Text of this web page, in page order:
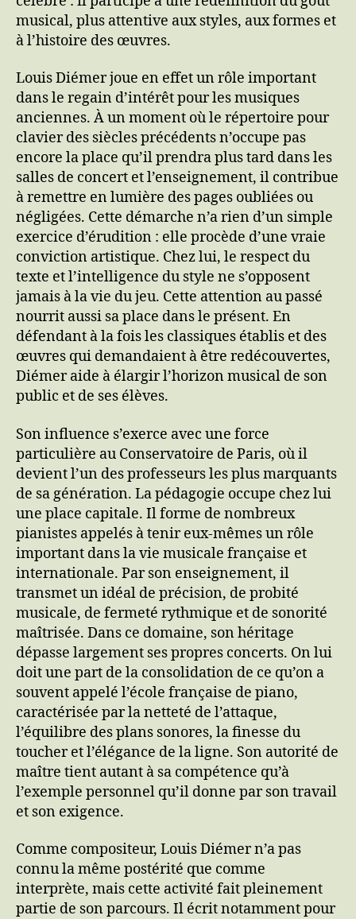
musical, plus attentive aux styles, aux formes et
à l’histoire des œuvres.
Louis Diémer joue en effet un rôle important
dans le regain d’intérêt pour les musiques
anciennes. À un moment où le répertoire pour
clavier des siècles précédents n’occupe pas
encore la place qu’il prendra plus tard dans les
salles de concert et l’enseignement, il contribue
à remettre en lumière des pages oubliées ou
négligées. Cette démarche n’a rien d’un simple
exercice d’érudition : elle procède d’une vraie
conviction artistique. Chez lui, le respect du
texte et l’intelligence du style ne s’opposent
jamais à la vie du jeu. Cette attention au passé
nourrit aussi sa place dans le présent. En
défendant à la fois les classiques établis et des
œuvres qui demandaient à être redécouvertes,
Diémer aide à élargir l’horizon musical de son
public et de ses élèves.
Son influence s’exerce avec une force
particulière au Conservatoire de Paris, où il
devient l’un des professeurs les plus marquants
de sa génération. La pédagogie occupe chez lui
une place capitale. Il forme de nombreux
pianistes appelés à tenir eux-mêmes un rôle
important dans la vie musicale française et
internationale. Par son enseignement, il
transmet un idéal de précision, de probité
musicale, de fermeté rythmique et de sonorité
maîtrisée. Dans ce domaine, son héritage
dépasse largement ses propres concerts. On lui
doit une part de la consolidation de ce qu’on a
souvent appelé l’école française de piano,
caractérisée par la netteté de l’attaque,
l’équilibre des plans sonores, la finesse du
toucher et l’élégance de la ligne. Son autorité de
maître tient autant à sa compétence qu’à
l’exemple personnel qu’il donne par son travail
et son exigence.
Comme compositeur, Louis Diémer n’a pas
connu la même postérité que comme
interprète, mais cette activité fait pleinement
partie de son parcours. Il écrit notamment pour